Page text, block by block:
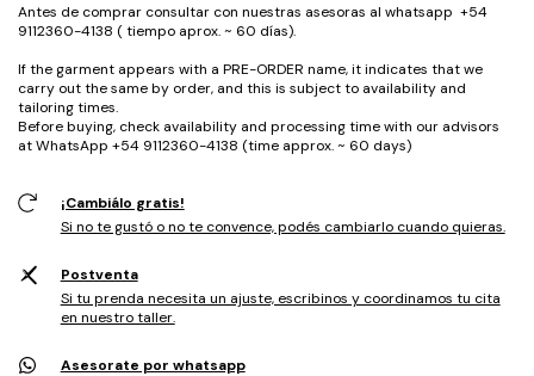
Antes de comprar consultar con nuestras asesoras al whatsapp +54
9112360-4138 ( tiempo aprox. ~ 60 días).
If the garment appears with a PRE-ORDER name, it indicates that we
carry out the same by order, and this is subject to availability and
tailoring times.
Before buying, check availability and processing time with our advisors
at WhatsApp +54 9112360-4138 (time approx. ~ 60 days)
¡Cambiálo gratis!
Si no te gustó o no te convence, podés cambiarlo cuando quieras.
Postventa
Si tu prenda necesita un ajuste, escribinos y coordinamos tu cita
en nuestro taller.
Asesorate por whatsapp